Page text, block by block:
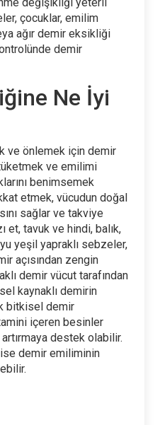
çocuklar, emilim
ağır demir eksikliği
demir
Ne İyi
ve önlemek için demir
tüketmek ve emilimi
benimsemek
etmek, vücudun doğal
sağlar ve takviye
et, tavuk ve hindi, balık,
yeşil yapraklı sebzeler,
açısından zengin
demir vücut tarafından
kaynaklı demirin
bitkisel demir
içeren besinler
destek olabilir.
demir emiliminin